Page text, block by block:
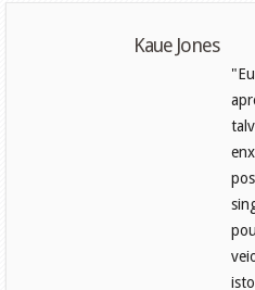
Kaue Jones